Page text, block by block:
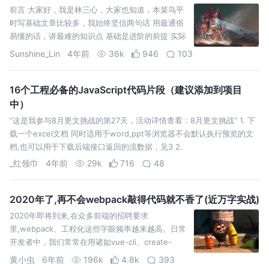
前言 大家好，我是林三心，大家也知道，本菜鸟平
时写基础文章比较多，我始终坚信两句话 用最通俗
易懂的话，讲最难的知识点 基础是进阶的前提 实际
开发中，或许咱们会使用很多JavaScript自带的方
Sunshine_Lin 4年前 36k 946 103
16个工程必备的JavaScript代码片段（建议添加到项目
中）
“这是我参与8月更文挑战的第27天，活动详情查看：8月更文挑战” 1. 下
载一个excel文档 同时适用于word,ppt等浏览器不会默认执行预览的文
档,也可以用于下载后端接口返回的流数据，见3 2.
_红领巾 4年前 29k 716 48
2020年了,再不会webpack敲得代码就不香了(近万字实战)
2020年即将到来,在众多前端的招聘要求
里,webpack、工程化这些字眼频率越来越高。日常
开发者中，我们常常在用诸如vue-cli、create-
react-app的脚手架来构建我们的项目。但是如果你
黄小虫 6年前 196k 4.8k 393